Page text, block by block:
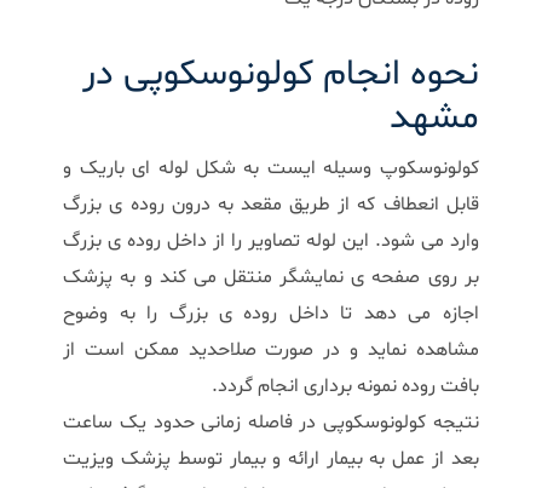
نحوه انجام کولونوسکوپی در
مشهد
کولونوسکوپ وسیله ایست به شکل لوله ای باریک و
قابل انعطاف که از طریق مقعد به درون روده ی بزرگ
وارد می شود. این لوله تصاویر را از داخل روده ی بزرگ
بر روی صفحه ی نمایشگر منتقل می کند و به پزشک
اجازه می دهد تا داخل روده ی بزرگ را به وضوح
مشاهده نماید و در صورت صلاحدید ممکن است از
بافت روده نمونه برداری انجام گردد.
نتیجه کولونوسکوپی در فاصله زمانی حدود یک ساعت
بعد از عمل به بیمار ارائه و بیمار توسط پزشک ویزیت